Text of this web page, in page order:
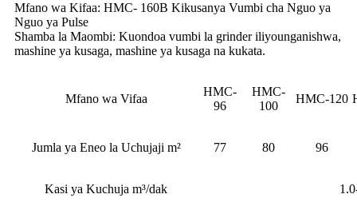
Mfano wa Kifaa: HMC- 160B Kikusanya Vumbi cha Nguo ya
Nguo ya Pulse
Shamba la Maombi: Kuondoa vumbi la grinder iliyounganishwa,
mashine ya kusaga, mashine ya kusaga na kukata.
Mfano wa Vifaa
HMC-
96
HMC-
100
HMC-120
Jumla ya Eneo la Uchujaji m² 77 80 96
Kasi ya Kuchuja m³/dak